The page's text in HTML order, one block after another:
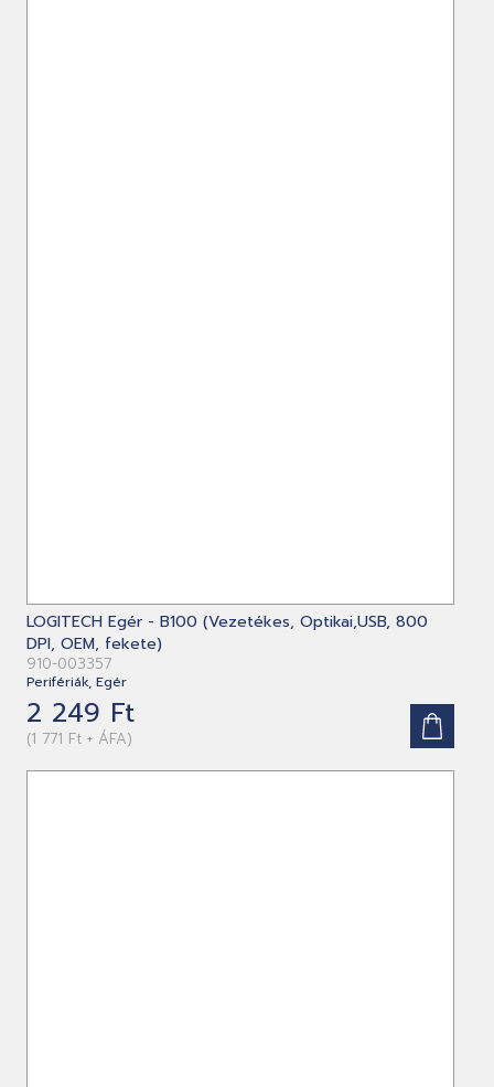
LOGITECH Egér - B100 (Vezetékes, Optikai,USB, 800
DPI, OEM, fekete)
910-003357
Perifériák, Egér
2 249 Ft
(1 771 Ft + ÁFA)